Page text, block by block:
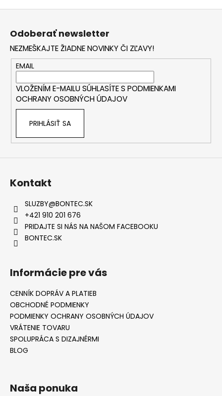
Z
Odoberať newsletter
NEZMEŠKAJTE ŽIADNE NOVINKY ČI ZĽAVY!
EMAIL
VLOŽENÍM E-MAILU SÚHLASÍTE S PODMIENKAMI
OCHRANY OSOBNÝCH ÚDAJOV
PRIHLÁSIŤ SA
Kontakt
SLUZBY@BONTEC.SK
+421 910 201 676
PRIDAJTE SI NÁS NA NAŠOM FACEBOOKU
BONTEC.SK
Informácie pre vás
CENNÍK DOPRÁV A PLATIEB
OBCHODNÉ PODMIENKY
PODMIENKY OCHRANY OSOBNÝCH ÚDAJOV
VRÁTENIE TOVARU
SPOLUPRÁCA S DIZAJNÉRMI
BLOG
Naša ponuka